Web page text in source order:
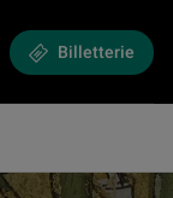
Billetterie